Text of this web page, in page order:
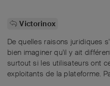
Victorinox
De quelles raisons juridiques
bien imaginer qu'il y ait
surtout si les utilisateurs ont
exploitants de la plateforme.